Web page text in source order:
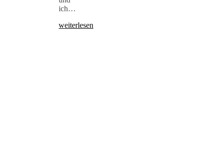
ich…
weiterlesen